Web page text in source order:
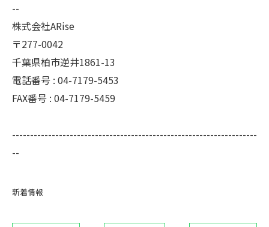
--
株式会社ARise
〒277-0042
千葉県柏市逆井1861-13
電話番号 : 04-7179-5453
FAX番号 : 04-7179-5459
--------------------------------------------------------------------
--
新着情報